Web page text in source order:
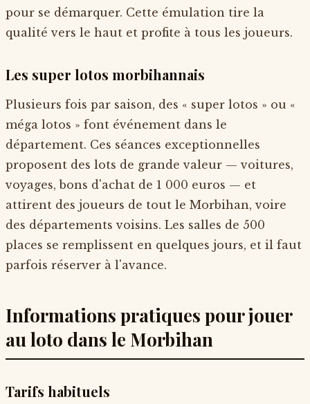
pour se démarquer. Cette émulation tire la
qualité vers le haut et profite à tous les joueurs.
Les super lotos morbihannais
Plusieurs fois par saison, des « super lotos » ou «
méga lotos » font événement dans le
département. Ces séances exceptionnelles
proposent des lots de grande valeur — voitures,
voyages, bons d'achat de 1 000 euros — et
attirent des joueurs de tout le Morbihan, voire
des départements voisins. Les salles de 500
places se remplissent en quelques jours, et il faut
parfois réserver à l'avance.
Informations pratiques pour jouer
au loto dans le Morbihan
Tarifs habituels